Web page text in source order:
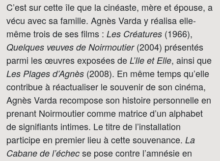
C’est sur cette île que la cinéaste, mère et épouse, a
vécu avec sa famille. Agnès Varda y réalisa elle-
même trois de ses films : Les Créatures (1966),
Quelques veuves de Noirmoutier(2004) présentés
parmi les œuvres exposées de L’Ile et Elle, ainsi que
Les Plages d’Agnès (2008). En même temps qu’elle
contribue à réactualiser le souvenir de son cinéma,
Agnès Varda recompose son histoire personnelle en
prenant Noirmoutier comme matrice d’un alphabet
de signifiants intimes. Le titre de l’installation
participe en premier lieu à cette souvenance. La
Cabane de l’échec se pose contre l’amnésie en